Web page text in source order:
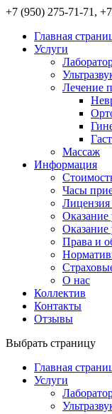
+7 (950) 275-71-71,
Главная
Услуги
Лечение
Массаж
Информация
Часы
Права и
О нас
Коллектив
Контакты
Отзывы
Выбрать страницу
Главная
Услуги